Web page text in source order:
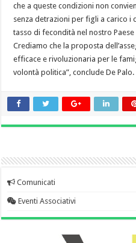
che a queste condizioni non
senza detrazioni per figli a carico i
tasso di fecondità nel nostro
Crediamo che la proposta
efficace e rivoluzionaria per le
volontà politica”, conclude De Palo.
Comunicati
Eventi Associativi